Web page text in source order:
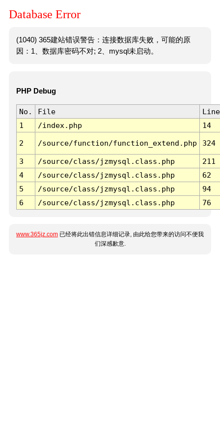
Database Error
(1040) 365建站错误警告：连接数据库失败，可能的原
因：1、数据库密码不对; 2、mysql未启动。
PHP Debug
No. File
Line
1
/index.php 14
2 /source/function/function_extend.php 324
3 /source/class/jzmysql.class.php
211
4
/source/class/jzmysql.class.php
62
5
/source/class/jzmysql.class.php
94
6
/source/class/jzmysql.class.php 76
www.365jz.com 已经将此出错信息详细记录, 由此给您带来的访问不便我
们深感歉意.